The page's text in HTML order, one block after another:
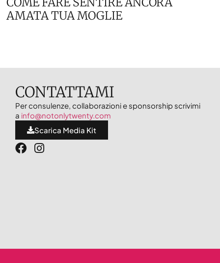
AMATA TUA MOGLIE
CONTATTAMI
Per consulenze, collaborazioni e sponsorship scrivimi
a info@notonlytwenty.com
Scarica Media Kit